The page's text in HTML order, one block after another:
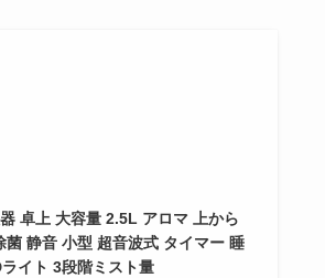
卓上 大容量 2.5L アロマ 上から
菌 静音 小型 超音波式 タイマー 睡
イト 3段階ミスト量